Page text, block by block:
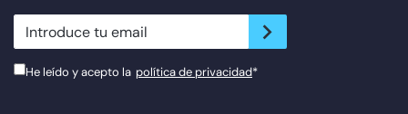
newsletter.suscribe
He leído y acepto la política de privacidad*